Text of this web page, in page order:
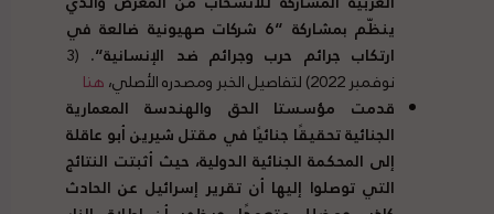
ينظّم بمشاركة “6
شركات صهيونية ضالعة في
ارتكاب جرائم حرب وجرائم ضد الإنسانية“.
(3
نوفمبر 2022) لتفاصيل الخبر ومصدره الأصلي،
هنا
قدمت مؤسستا الحق والهندسة المعمارية
الجنائية تحقيقًا جنائيًا في مقتل شيرين أبو عاقلة
إلى المحكمة الجنائية الدولية، حيث أثبتت النتائج
التي توصلوا إليها أن تقرير إسرائيل عن الحادث